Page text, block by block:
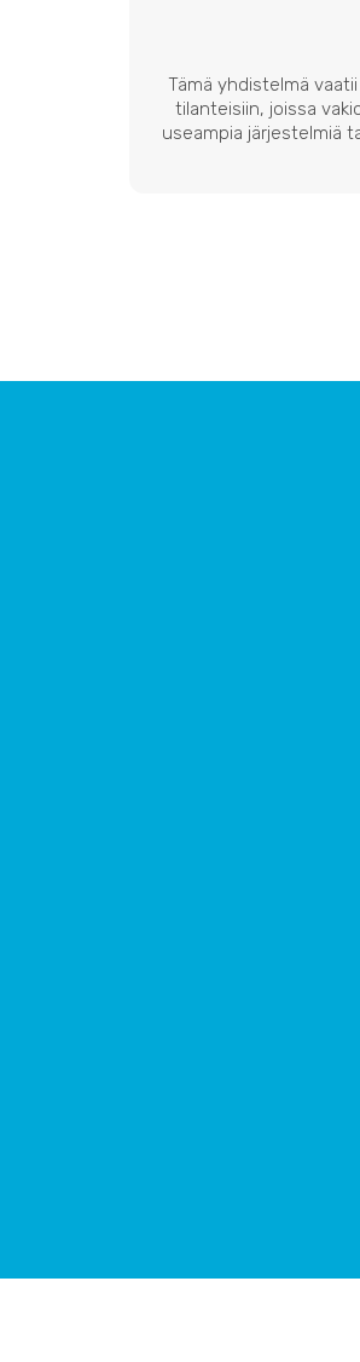
Tämä yhdistelmä
tilanteisiin, joissa
useampia järjestelmiä